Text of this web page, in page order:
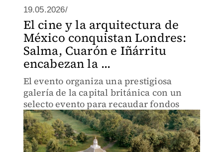
19.05.2026/
El cine y la arquitectura de
México conquistan Londres:
Salma, Cuarón e Iñárritu
encabezan la ...
El evento organiza una prestigiosa
galería de la capital británica con un
selecto evento para recaudar fondos